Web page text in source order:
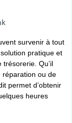
survenir à tout
pratique et
Qu’il
réparation ou de
permet d’obtenir
heures